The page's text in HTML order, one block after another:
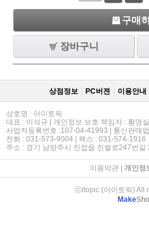
구매
장바구니
상점정보 PC버젼 이용안내
상호명 : 아이토픽
대표 : 이석규 | 개인정보 보호 책임자 : 황명실
사업자등록번호 :107-04-41993 | 통신판매
전화 : 031-573-9004 | 팩스 : 031-574-1916
주소 : 경기 남양주시 진접읍 진벌로247번길
이용약관| 개인정
ⓒitopic (아이토픽) All
Make